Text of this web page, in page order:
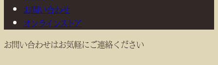
お問い合わせ
オンラインストア
お問い合わせはお気軽にご連絡ください